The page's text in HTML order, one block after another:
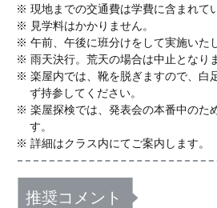
現地までの交通費は学費に含まれて
見学料はかかりません。
午前、午後に班分けをして実施いた
雨天決行。荒天の場合は中止となり
楽屋内では、靴を脱ぎますので、白
ず持参してください。
楽屋探検では、発表会の本番中のた
す。
詳細はクラス内にてご案内します。
推奨コメント